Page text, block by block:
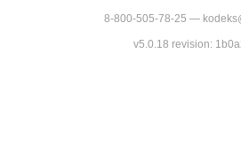
8-800-505-78-25 —
v5.0.18 revision: